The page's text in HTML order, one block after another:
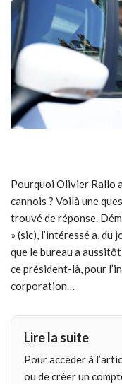
Pourquoi Olivier Rallo
cannois ? Voilà une
trouvé de réponse.
» (sic), l’intéressé a, du
que le bureau a
ce président-là, pour
corporation…
Lire la suite
Pour accéder à
ou de créer un